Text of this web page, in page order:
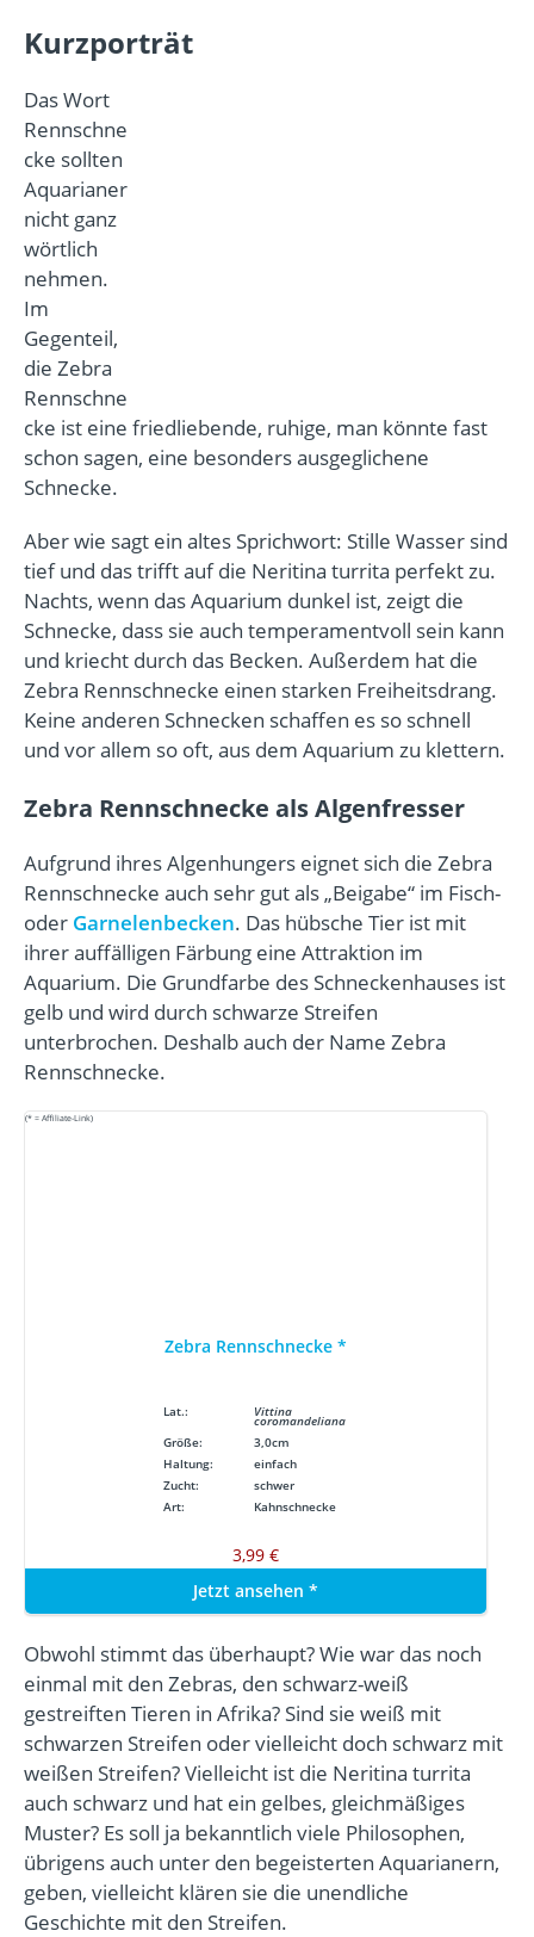
Kurzporträt
Das Wort
Rennschne
cke sollten
Aquarianer
nicht ganz
wörtlich
nehmen.
Im
Gegenteil,
die Zebra
Rennschne
cke ist eine friedliebende, ruhige, man könnte fast
schon sagen, eine besonders ausgeglichene
Schnecke.
Aber wie sagt ein altes Sprichwort: Stille Wasser sind
tief und das trifft auf die Neritina turrita perfekt zu.
Nachts, wenn das Aquarium dunkel ist, zeigt die
Schnecke, dass sie auch temperamentvoll sein kann
und kriecht durch das Becken. Außerdem hat die
Zebra Rennschnecke einen starken Freiheitsdrang.
Keine anderen Schnecken schaffen es so schnell
und vor allem so oft, aus dem Aquarium zu klettern.
Zebra Rennschnecke als Algenfresser
Aufgrund ihres Algenhungers eignet sich die Zebra
Rennschnecke auch sehr gut als „Beigabe“ im Fisch-
oder Garnelenbecken. Das hübsche Tier ist mit
ihrer auffälligen Färbung eine Attraktion im
Aquarium. Die Grundfarbe des Schneckenhauses ist
gelb und wird durch schwarze Streifen
unterbrochen. Deshalb auch der Name Zebra
Rennschnecke.
(* = Affiliate-Link)
Zebra Rennschnecke *
Lat.: Vittina
coromandeliana
Größe:
3,0cm
Haltung:
einfach
Zucht:
schwer
Art:
Kahnschnecke
3,99 €
Jetzt ansehen *
Obwohl stimmt das überhaupt? Wie war das noch
einmal mit den Zebras, den schwarz-weiß
gestreiften Tieren in Afrika? Sind sie weiß mit
schwarzen Streifen oder vielleicht doch schwarz mit
weißen Streifen? Vielleicht ist die Neritina turrita
auch schwarz und hat ein gelbes, gleichmäßiges
Muster? Es soll ja bekanntlich viele Philosophen,
übrigens auch unter den begeisterten Aquarianern,
geben, vielleicht klären sie die unendliche
Geschichte mit den Streifen.